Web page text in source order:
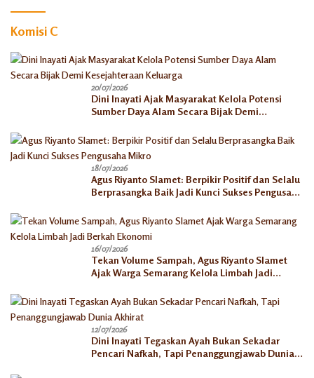
Komisi C
20/07/2026
Dini Inayati Ajak Masyarakat Kelola Potensi
Sumber Daya Alam Secara Bijak Demi
18/07/2026
Agus Riyanto Slamet: Berpikir Positif dan Selalu
Berprasangka Baik Jadi Kunci Sukses Pengusaha
16/07/2026
Tekan Volume Sampah, Agus Riyanto Slamet
Ajak Warga Semarang Kelola Limbah Jadi
12/07/2026
Dini Inayati Tegaskan Ayah Bukan Sekadar
Pencari Nafkah, Tapi Penanggungjawab Dunia